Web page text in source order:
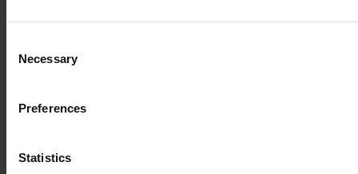
Selection
Necessary
Preferences
Statistics